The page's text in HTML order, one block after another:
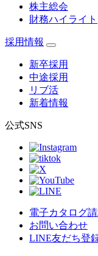
株主総会
財務ハイライト
採用情報
新卒採用
中途採用
リブ活
新着情報
公式SNS
電子カタログ
お問い合わせ
LINE友だち登